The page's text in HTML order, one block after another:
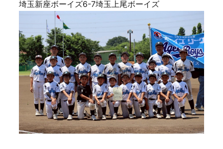
埼玉新座ボーイズ6-7埼玉上尾ボーイズ